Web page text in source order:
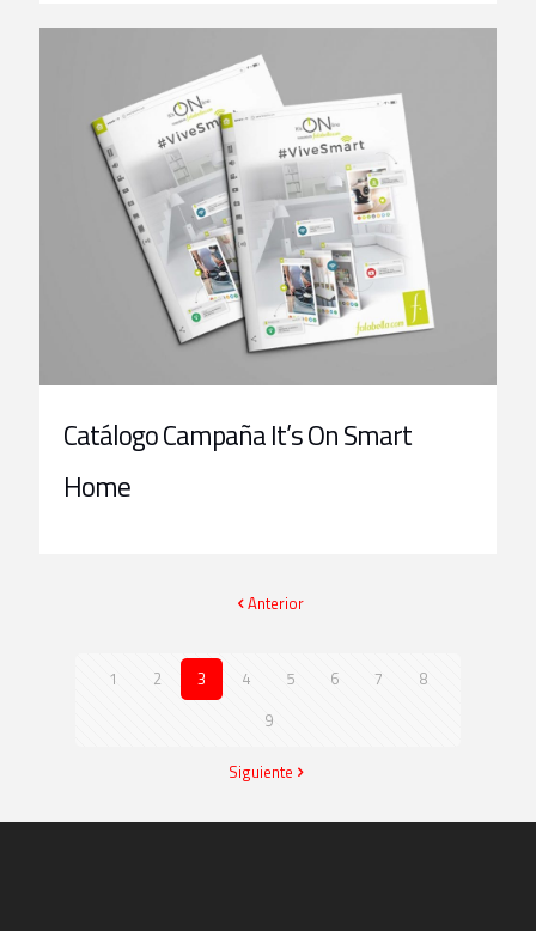
Catálogo Campaña It’s On Smart
Home
Anterior
1 2 3 4 5 6 7
8
9
Siguiente